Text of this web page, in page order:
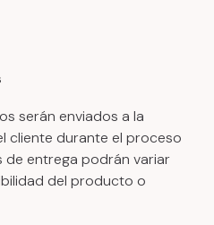
serán enviados a la
cliente durante el proceso
de entrega podrán variar
del producto o